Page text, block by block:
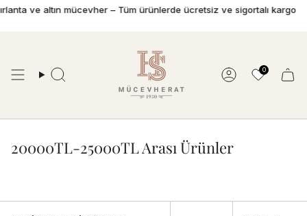
İçeriğe
Ara Hesap
0
ve altın mücevher – Tüm ürünlerde ücretsiz ve sigortalı kargo
20000TL-25000TL Arası Ürünler